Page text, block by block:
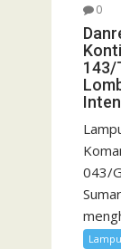
0
143/
Inten
043/